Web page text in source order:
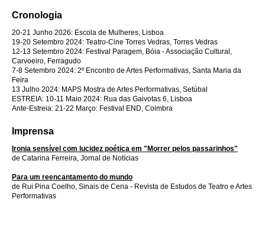
Cronologia
20-21 Junho 2026: Escola de Mulheres, Lisboa
19-20 Setembro 2024: Teatro-Cine Torres Vedras, Torres Vedras
12-13 Setembro 2024: Festival Paragem, Bóia - Associação Cultural,
Carvoeiro, Ferragudo
7-8 Setembro 2024: 2º Encontro de Artes Performativas, Santa Maria da
Feira
13 Julho 2024: MAPS Mostra de Artes Performativas, Setúbal
ESTREIA: 10-11 Maio 2024: Rua das Gaivotas 6, Lisboa
Ante-Estreia: 21-22 Março: Festival END, Coimbra
Imprensa
Ironia sensível com lucidez poética em "Morrer pelos passarinhos"
de Catarina Ferreira, Jornal de Notícias
Para um reencantamento do mundo
de Rui Pina Coelho, Sinais de Cena - Revista de Estudos de Teatro e Artes
Performativas